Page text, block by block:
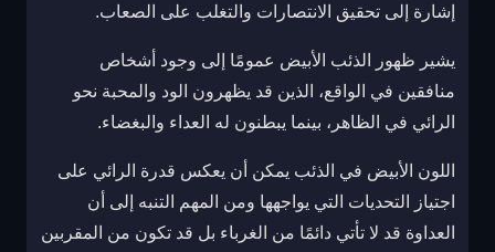
إشارة إلى تحقيق الانتصارات والتغلب على الصعاب.
يشير ظهور الذئب الأبيض عمومًا إلى وجود أشخاص
منافقين في الواقع، الذين قد يظهرون الود والمحبة نحو
الرائي في الظاهر، بينما يبطنون له العداء والبغضاء.
اللون الأبيض في الذئب يمكن أن يعكس قدرة الرائي على
اجتياز التحديات التي يواجهها ومن المهم التنبه إلى أن
العداوة قد لا تأتي دائمًا من الغرباء بل قد تكون من المقربين